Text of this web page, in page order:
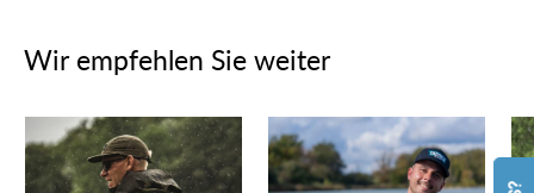
Wir empfehlen Sie weiter